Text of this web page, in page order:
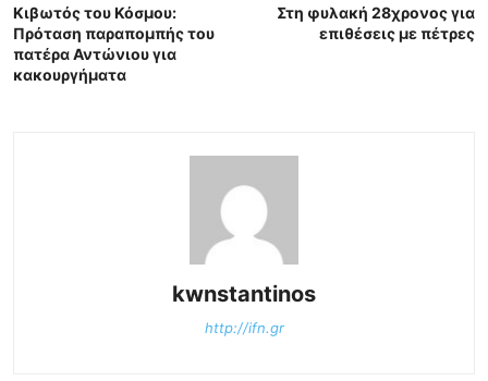
Κιβωτός του Κόσμου:
Πρόταση παραπομπής του
πατέρα Αντώνιου για
κακουργήματα
Στη φυλακή 28χρονος για
επιθέσεις με πέτρες
kwnstantinos
http://ifn.gr